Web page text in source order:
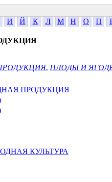
И Й К Л М Н О П
, ПЛОДЫ И
ПРОДУКЦИЯ
КУЛЬТУРА